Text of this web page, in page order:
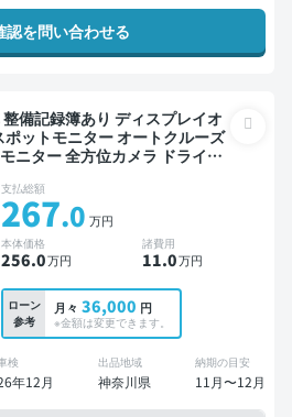
認を問い合わせる
ットモニター オートクルーズ
ニター 全方位カメラ ドライブ
支払総額
267.0 万円
本体価格
256.0万円
諸費用
11.0万円
ローン
参考
月々 36,000 円
※金額は変更できます。
検
年12月
出品地域
神奈川県
納期の目安
11月〜12月